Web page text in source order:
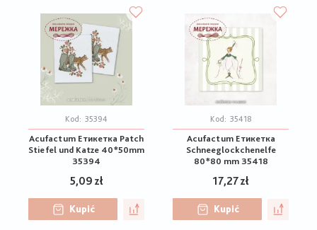
Kod: 35394
Acufactum Етикетка Patch
Stiefel und Katze 40*50mm
35394
5,09 zł
Kupić
Kod: 35418
Acufactum Етикетка
Schneeglockchenelfe
80*80 mm 35418
17,27 zł
Kupić